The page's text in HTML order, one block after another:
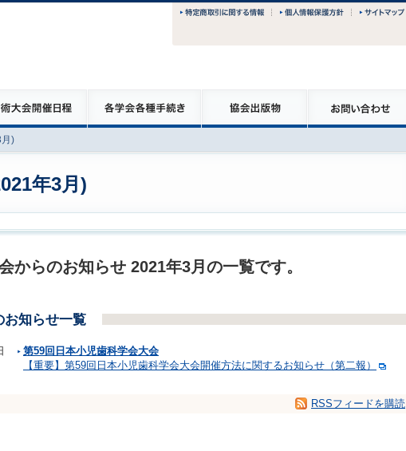
)
年3月)
からのお知らせ 2021年3月の一覧です。
お知らせ一覧
第59回日本小児歯科学会大会
【重要】第59回日本小児歯科学会大会開催方法に関するお知らせ（第二報）
RSSフィードを購読